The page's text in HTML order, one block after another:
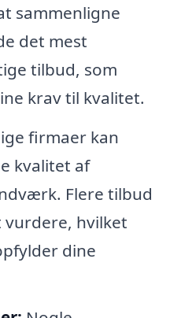
sammenligne
det mest
tilbud, som
krav til kvalitet.
firmaer kan
kvalitet af
Flere tilbud
hvilket
dine